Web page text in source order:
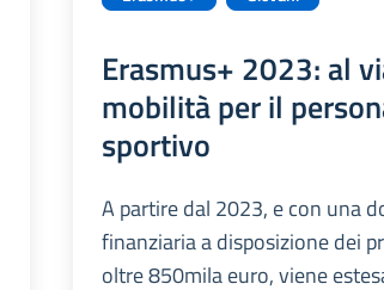
Erasmus+ 2023: al
mobilità per il
sportivo
A partire dal 2023, e con una
finanziaria a disposizione dei
oltre 850mila euro, viene